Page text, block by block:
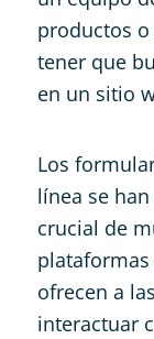
productos
tener que
en un sitio
Los
línea se
crucial de
ofrecen a
interactuar